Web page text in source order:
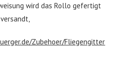
wird das Rollo gefertigt
Zubehoer/Fliegengitter